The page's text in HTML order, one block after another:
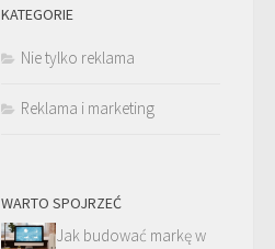
KATEGORIE
Nie tylko reklama
Reklama i marketing
WARTO SPOJRZEĆ
Jak budować markę w